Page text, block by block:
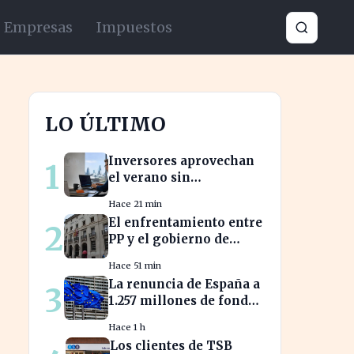
Empresas Impuestos
LO ÚLTIMO
1
Inversores aprovechan
el verano sin
Bankinter: ahorros
significativos en bolsa
internacional
Hace 21 min
2
El enfrentamiento entre
PP y el gobierno de
fiscal local
Hace 51 min
3
La renuncia de España a
1.257 millones de fondos
proyectos clave
Hace 1 h
Los clientes de TSB